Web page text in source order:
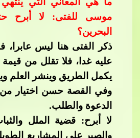
موسى للفتى: لا أبرح
البحرين؟
ذكر الفتى
هنا ليس عابرا،
عليه غدا، فلا تقلل من
يكمل الطريق وينشر العلم
وفي القصة حسن اختيار
الدعوة والطلب.
لا أبرح: قضية الملل
والصبر على المشاريع